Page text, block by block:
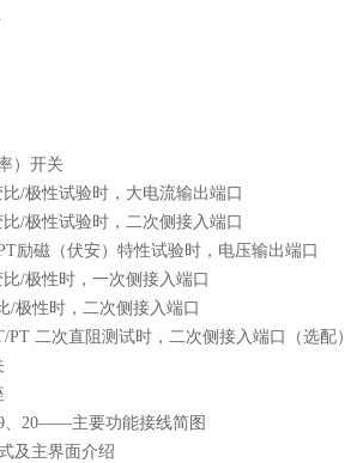
）开关
/极性试验时，大电流输出端口
/极性试验时，二次侧接入端口
励磁（伏安）特性试验时，电压输出端口
/极性时，一次侧接入端口
极性时，二次侧接入端口
二次直阻测试时，二次侧接入端口（选配）
、20——主要功能接线简图
及主界面介绍